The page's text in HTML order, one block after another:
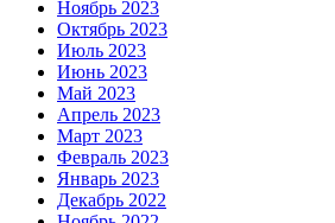
Ноябрь 2023
Октябрь 2023
Июль 2023
Июнь 2023
Май 2023
Апрель 2023
Март 2023
Февраль 2023
Январь 2023
Декабрь 2022